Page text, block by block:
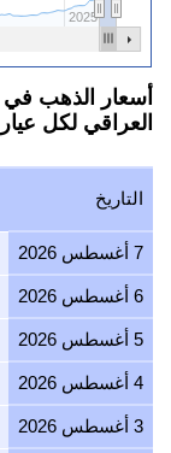
2025
العراقي لكل عيار 14
التاريخ
7 أغسطس 2026
6 أغسطس 2026
5 أغسطس 2026
4 أغسطس 2026
3 أغسطس 2026